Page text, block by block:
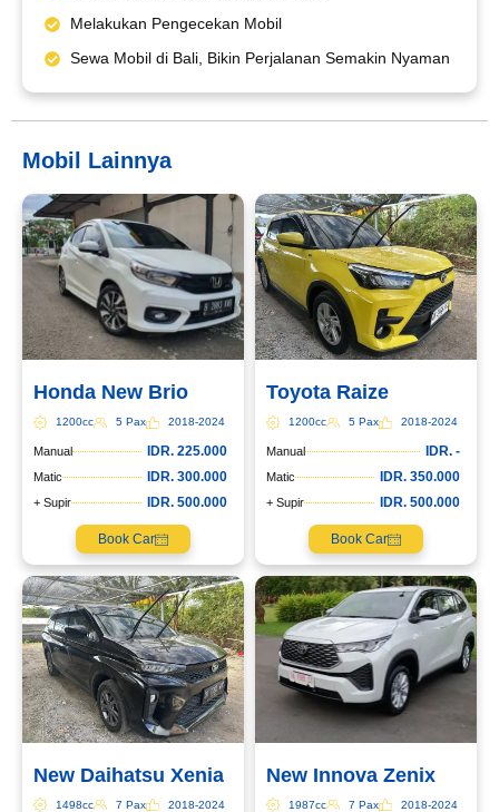
Melakukan Pengecekan Mobil
Sewa Mobil di Bali, Bikin Perjalanan Semakin Nyaman
Mobil Lainnya
Honda New Brio
1200cc 5 Pax 2018-2024
Manual IDR. 225.000
Matic IDR. 300.000
+ Supir IDR. 500.000
Book Car
Toyota Raize
1200cc 5 Pax 2018-2024
Manual IDR. -
Matic IDR. 350.000
+ Supir IDR. 500.000
Book Car
New Daihatsu Xenia
1498cc 7 Pax 2018-2024
New Innova Zenix
1987cc 7 Pax 2018-2024
Email*
WhatsApp*
Lokasi Pengiriman & Pengembalian